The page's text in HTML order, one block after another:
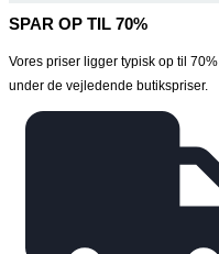
SPAR OP TIL 70%
Vores priser ligger typisk op til 70%
under de vejledende butikspriser.